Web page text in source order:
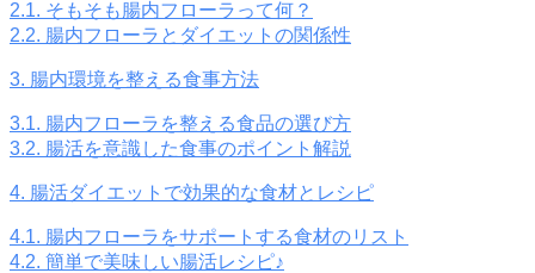
2.1. そもそも腸内フローラって何？
2.2. 腸内フローラとダイエットの関係性
3. 腸内環境を整える食事方法
3.1. 腸内フローラを整える食品の選び方
3.2. 腸活を意識した食事のポイント解説
4. 腸活ダイエットで効果的な食材とレシピ
4.1. 腸内フローラをサポートする食材のリスト
4.2. 簡単で美味しい腸活レシピ♪